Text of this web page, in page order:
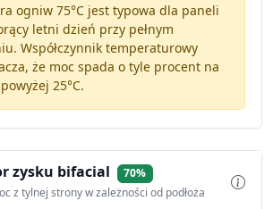
ogniw 75°C jest typowa dla paneli
letni dzień przy pełnym
Współczynnik temperaturowy
że moc spada o tyle procent na
25°C.
zysku bifacial
70%
z tylnej strony w zależności od podłoża